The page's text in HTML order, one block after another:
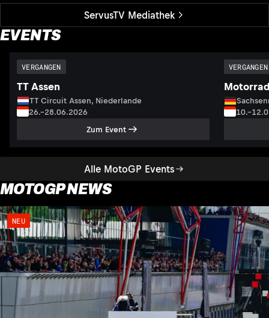
ServusTV Mediathek
EVENTS
Alle MotoGP Events
VERGANGEN
TT Assen
TT Circuit Assen, Niederlande
26.–28.06.2026
Zum Event
VERGANGEN
MOTOGP NEWS
NEU